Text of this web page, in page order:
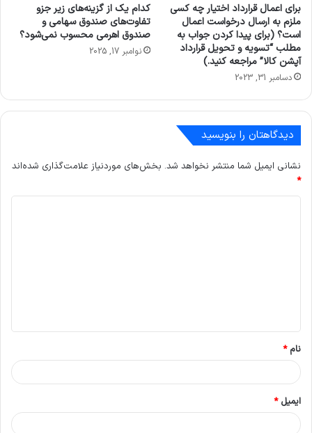
برای اعمال قرارداد اختیار چه کسی
ملزم به ارسال درخواست اعمال
است؟ (برای پیدا کردن جواب به
مطلب “تسویه و تحویل قرارداد
آپشن کالا” مراجعه کنید.)
دسامبر 31, 2023
کدام یک از گزینه‌های زیر جزو
تفاوت‌های صندوق سهامی و
صندوق اهرمی محسوب نمی‌شود؟
نوامبر 17, 2025
دیدگاهتان را بنویسید
نشانی ایمیل شما منتشر نخواهد شد. بخش‌های موردنیاز علامت‌گذاری شده‌اند
*
*
نام*
ایمیل*